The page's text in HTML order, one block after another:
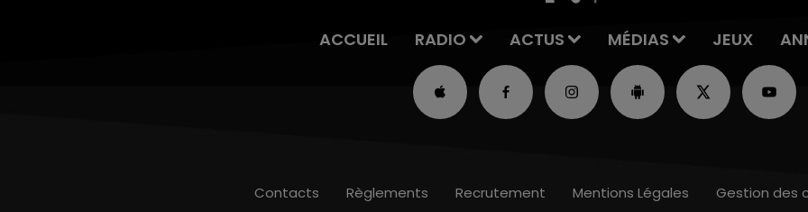
ACCUEIL RADIO ACTUS MÉDIAS JEUX
Contacts Règlements Recrutement Mentions Légales Gestion des